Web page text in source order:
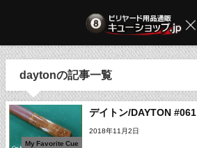
daytonの記事一覧
My Favorite Cue
デイトン/DAYTON #061
2018年11月2日